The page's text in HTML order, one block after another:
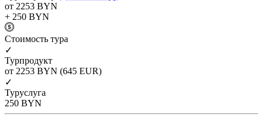
от 2253 BYN
+ 250 BYN
Cтоимость тура
✓
Турпродукт
от 2253 BYN (645 EUR)
✓
Туруслуга
250 BYN